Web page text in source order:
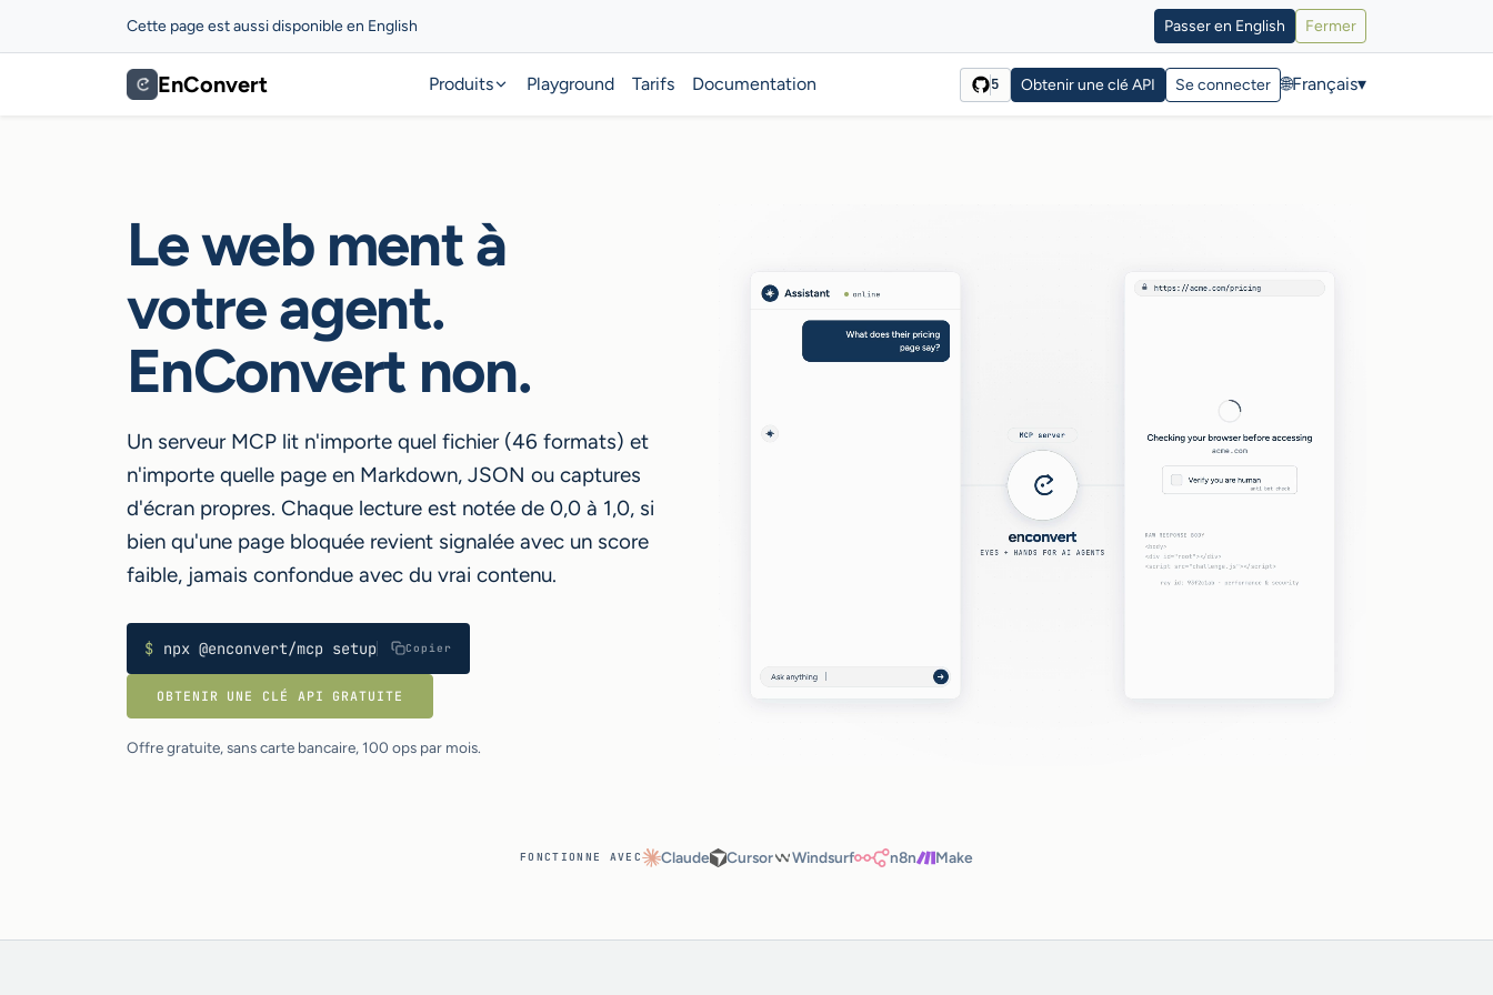
Cette page est aussi disponible en English Passer en English Fermer
EnConvert Produits Playground Tarifs Documentation 5 Obtenir une clé API Se connecter 🌐Français▾
Le web ment à
votre agent.
EnConvert non.
Un serveur MCP lit n'importe quel fichier (46 formats) et
n'importe quelle page en Markdown, JSON ou captures
d'écran propres. Chaque lecture est notée de 0,0 à 1,0, si
bien qu'une page bloquée revient signalée avec un score
faible, jamais confondue avec du vrai contenu.
$ npx @enconvert/mcp setup Copier
OBTENIR UNE CLÉ API GRATUITE
Offre gratuite, sans carte bancaire, 100 ops par mois.
FONCTIONNE AVEC Claude Cursor Windsurf n8n Make